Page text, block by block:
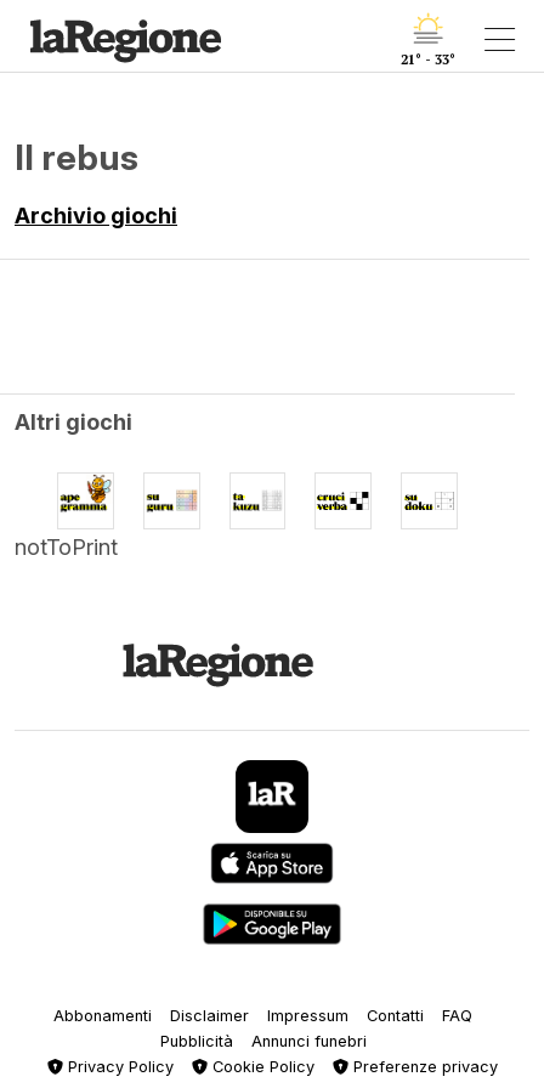
21° - 33°
Il rebus
Archivio giochi
Altri giochi
notToPrint
Abbonamenti Disclaimer Impressum Contatti
FAQ
Pubblicità
Annunci funebri
Privacy Policy
Cookie Policy Preferenze privacy